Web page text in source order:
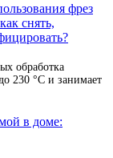
фрез
снять,
обработка
230 °С и занимает
в доме: